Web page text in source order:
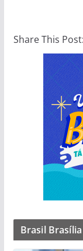
Share This Post:
Brasil Brasília